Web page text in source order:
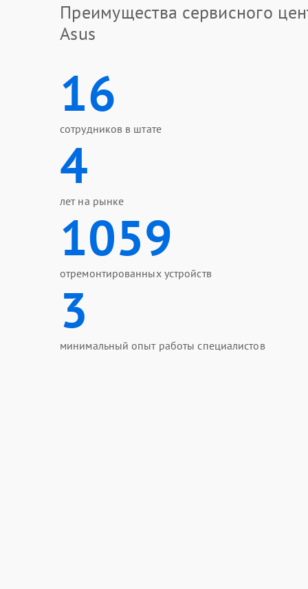
Преимущества сервисного
Asus
16
сотрудников в штате
4
лет на рынке
1059
отремонтированных устройств
3
минимальный опыт работы специалистов